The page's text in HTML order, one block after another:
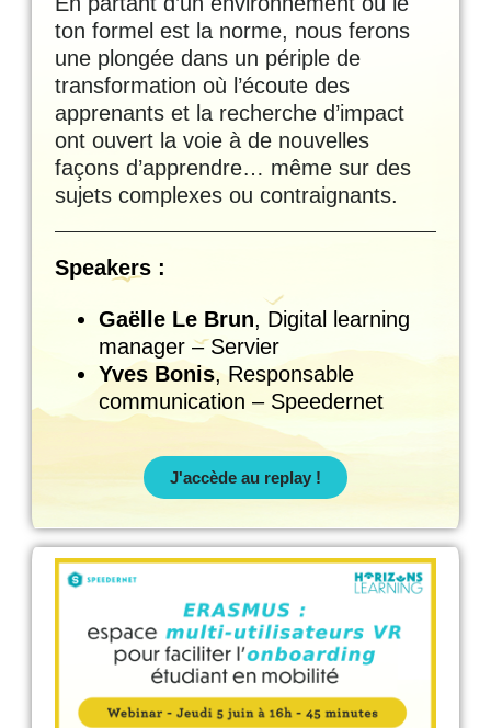
ton formel est la norme, nous ferons
une plongée dans un périple de
transformation où l’écoute des
apprenants et la recherche d’impact
ont ouvert la voie à de nouvelles
façons d’apprendre… même sur des
sujets complexes ou contraignants.
Speakers :
Gaëlle Le Brun, Digital learning
manager – Servier
Yves Bonis, Responsable
communication – Speedernet
J'accède au replay !